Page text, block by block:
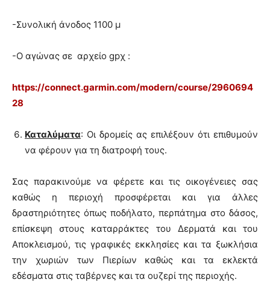
-Συνολική άνοδος 1100 μ
-Ο αγώνας σε αρχείο gpχ :
https://connect.garmin.com/modern/course/2960694
28
Καταλύματα: Οι δρομείς ας επιλέξουν ότι επιθυμούν
να φέρουν για τη διατροφή τους.
Σας παρακινούμε να φέρετε και τις οικογένειες σας
καθώς η περιοχή προσφέρεται και για άλλες
δραστηριότητες όπως ποδήλατο, περπάτημα στο δάσος,
επίσκεψη στους καταρράκτες του Δερματά και του
Αποκλεισμού, τις γραφικές εκκλησίες και τα ξωκλήσια
την χωριών των Πιερίων καθώς και τα εκλεκτά
εδέσματα στις ταβέρνες και τα ουζερί της περιοχής.